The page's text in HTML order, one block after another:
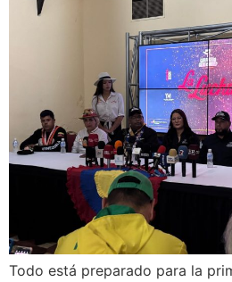
Todo está preparado para la